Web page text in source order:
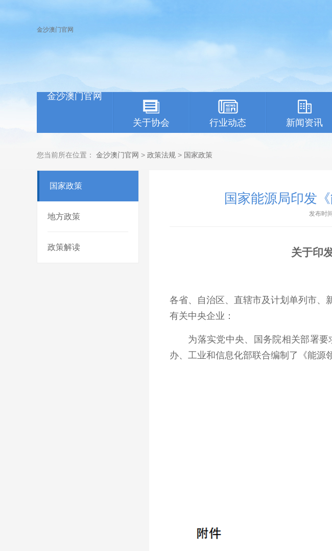
金沙澳门官网
金沙澳门官网
关于协会 行业动态 新闻资讯
您当前所在位置： 金沙澳门官网 > 政策法规 > 国家政策
国家政策
地方政策
政策解读
国家能源局印发
发布时
关于印
各省、自治区、直辖市及计划单列市、
有关中央企业：
为落实党中央、国务院相关部署要
办、工业和信息化部联合编制了《能源